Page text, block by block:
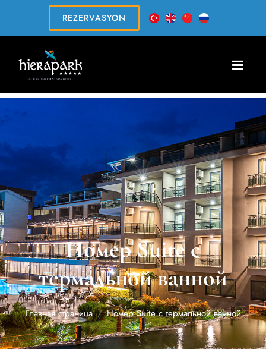
REZERVASYON
Номер Suite с
термальной ванной
Главная страница Номер Suite с термальной ванной